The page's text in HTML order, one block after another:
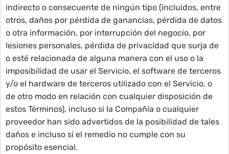
indirecto o consecuente de ningún tipo (incluidos, entre
otros, daños por pérdida de ganancias, pérdida de datos
o otra información, por interrupción del negocio, por
lesiones personales, pérdida de privacidad que surja de
o esté relacionada de alguna manera con el uso o la
imposibilidad de usar el Servicio, el software de terceros
y/o el hardware de terceros utilizado con el Servicio, o
de otro modo en relación con cualquier disposición de
estos Términos), incluso si la Compañía o cualquier
proveedor han sido advertidos de la posibilidad de tales
daños e incluso si el remedio no cumple con su
propósito esencial.